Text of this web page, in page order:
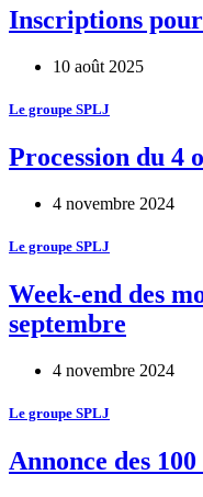
Inscriptions pour
10 août 2025
Le groupe SPLJ
Procession du 4
4 novembre 2024
Le groupe SPLJ
Week-end des
septembre
4 novembre 2024
Le groupe SPLJ
Annonce des